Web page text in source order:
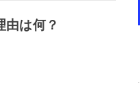
由は何？